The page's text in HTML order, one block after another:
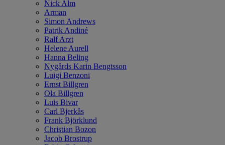
Nick Alm
Arman
Simon Andrews
Patrik Andiné
Ralf Arzt
Helene Aurell
Hanna Beling
Nygårds Karin Bengtsson
Luigi Benzoni
Ernst Billgren
Ola Billgren
Luis Bivar
Carl Bjerkås
Frank Björklund
Christian Bozon
Jacob Brostrup